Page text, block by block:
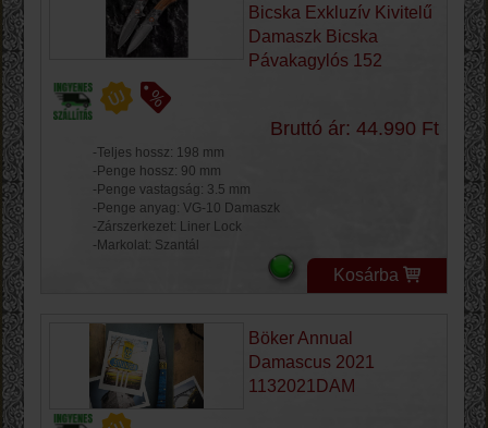
Bicska Exkluzív Kivitelű
Damaszk Bicska
Pávakagylós 152
Bruttó ár: 44.990 Ft
-Teljes hossz: 198 mm
-Penge hossz: 90 mm
-Penge vastagság: 3.5 mm
-Penge anyag: VG-10 Damaszk
-Zárszerkezet: Liner Lock
-Markolat: Szantál
Kosárba
Böker Annual
Damascus 2021
1132021DAM